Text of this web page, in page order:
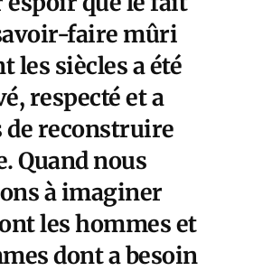
faire mûri
les siècles a été
respecté et a
reconstruire
Quand nous
à imaginer
les hommes et
dont a besoin